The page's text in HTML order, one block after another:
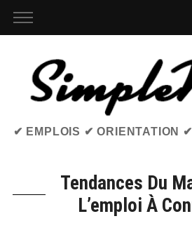
✔ EMPLOIS ✔ ORIENTATION
Tendances Du
L’emploi À